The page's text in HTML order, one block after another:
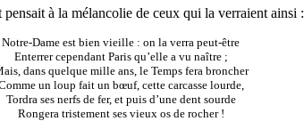
à la mélancolie de ceux qui la verraient ainsi :
Notre-Dame est bien vieille : on la verra peut-être
Enterrer cependant Paris qu’elle a vu naître ;
dans quelque mille ans, le Temps fera broncher
un loup fait un bœuf, cette carcasse lourde,
Tordra ses nerfs de fer, et puis d’une dent sourde
Rongera tristement ses vieux os de rocher !